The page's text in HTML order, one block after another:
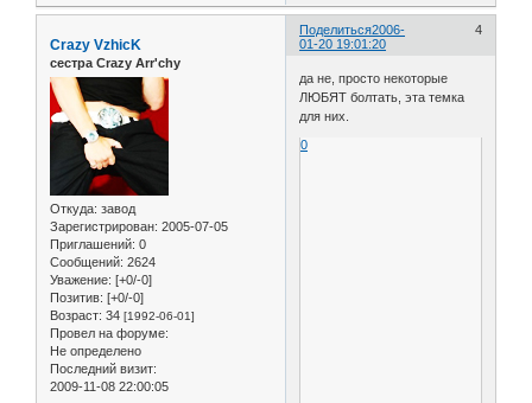
Поделиться 4
2006-
01-20 19:01:20
Crazy VzhicK
сестра Crazy Arr'chy
Откуда: завод
Зарегистрирован: 2005-07-05
Приглашений: 0
Сообщений: 2624
Уважение: [+0/-0]
Позитив: [+0/-0]
Возраст: 34 [1992-06-01]
Провел на форуме:
Не определено
Последний визит:
2009-11-08 22:00:05
да не, просто некоторые
ЛЮБЯТ болтать, эта темка
для них.
0